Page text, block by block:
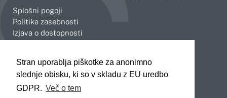
Stran uporablja piškotke za anonimno
slednje obisku, ki so v skladu z EU uredbo
GDPR. Več o tem
Splošni pogoji
Politika zasebnosti
Izjava o dostopnosti
Celje
Koper
Kranj
Novo mesto
Slovenj Gradec